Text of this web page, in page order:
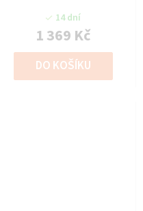
14 dní
1 369 Kč
DO KOŠÍKU